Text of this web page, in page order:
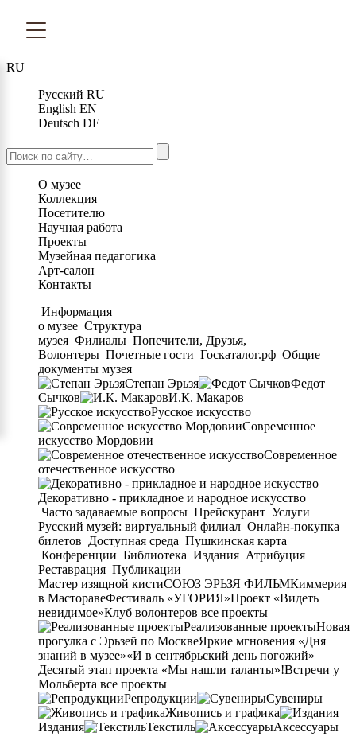
RU
Русский RU
English EN
Deutsch DE
О музее
Коллекция
Посетителю
Научная работа
Проекты
Музейная педагогика
Арт-салон
Контакты
Информация
о музее Структура
музея Филиалы Попечители, Друзья,
Волонтеры Почетные гости Госкаталог.рф Общие
документы музея
Степан Эрьзя
Федот
Сычков
И.К. Макаров
Русское искусство
Современное
искусство Мордовии
Современное
отечественное искусство
Декоративно - прикладное и народное искусство
Часто задаваемые вопросы Прейскурант Услуги
Русский музей: виртуальный филиал Онлайн-покупка
билетов Доступная среда Пушкинская карта
Конференции Библиотека Издания Атрибуция
Реставрация Публикации
Мастер изящной кистиСОЮЗ ЭРЬЗЯ ФИЛЬМКиммерия
в МасторавеФестиваль «УГОРИЯ»Проект «Видеть
невидимое»Клуб волонтеров все проекты
Реализованные проектыНовая
прогулка с Эрьзей по МосквеЯркие мгновения «Дня
знаний в музее»«И в сентябрьский день погожий»
Десятый этап проекта «Мы нашли таланты»!Встречи у
Мольберта все проекты
Репродукции
Сувениры
Живопись и графика
Издания
Текстиль Аксессуары